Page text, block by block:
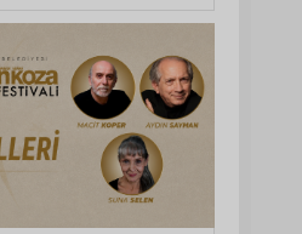
Spor Okulları’nda 30 bin
Beşiktaş dosyasında iki
tahliye: Özcan Zenger ve
Utku Caner Çaykara
serbest bırakıldı